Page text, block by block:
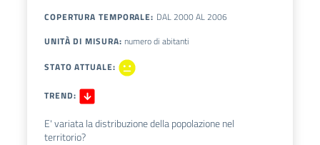
COPERTURA TEMPORALE: DAL 2000AL 2006
UNITÀ DI MISURA: numero di abitanti
STATO ATTUALE:
TREND:
E' variata la distribuzione della popolazione nel
territorio?